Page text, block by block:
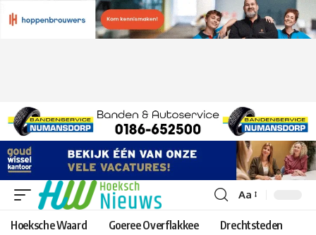
Lettergrootte
aanpassen
Aa
Hoeksche Waard Goeree Overflakkee Drechtsteden